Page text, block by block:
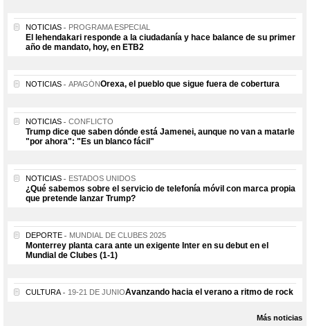
NOTICIAS PROGRAMA ESPECIAL
El lehendakari responde a la ciudadanía y hace balance de su primer
año de mandato, hoy, en ETB2
NOTICIAS APAGÓNOrexa, el pueblo que sigue fuera de cobertura
NOTICIAS CONFLICTO
Trump dice que saben dónde está Jamenei, aunque no van a matarle
"por ahora": "Es un blanco fácil"
NOTICIAS ESTADOS UNIDOS
¿Qué sabemos sobre el servicio de telefonía móvil con marca propia
que pretende lanzar Trump?
DEPORTE MUNDIAL DE CLUBES 2025
Monterrey planta cara ante un exigente Inter en su debut en el
Mundial de Clubes (1-1)
CULTURA 19-21 DE JUNIOAvanzando hacia el verano a ritmo de rock
Más noticias